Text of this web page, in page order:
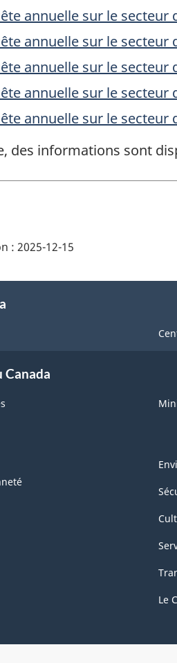
annuelle sur le secteur
annuelle sur le secteur
annuelle sur le secteur
annuelle sur le secteur
annuelle sur le secteur
des informations sont
: 2025-12-15
Canada
Le